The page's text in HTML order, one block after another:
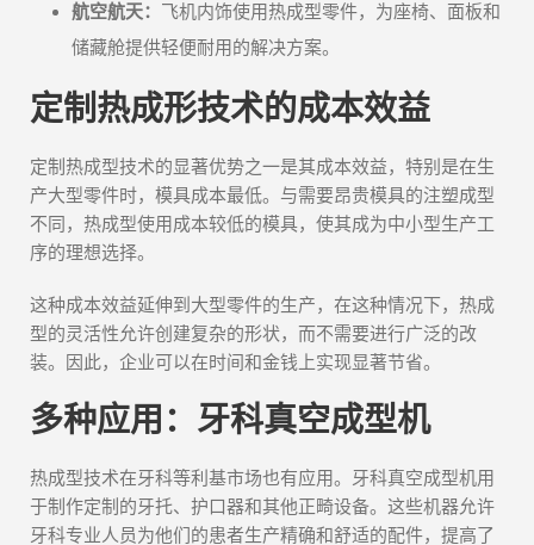
航空航天： 飞机内饰使用热成型零件，为座椅、面板和
储藏舱提供轻便耐用的解决方案。
定制热成形技术的成本效益
定制热成型技术的显著优势之一是其成本效益，特别是在生
产大型零件时，模具成本最低。与需要昂贵模具的注塑成型
不同，热成型使用成本较低的模具，使其成为中小型生产工
序的理想选择。
这种成本效益延伸到大型零件的生产，在这种情况下，热成
型的灵活性允许创建复杂的形状，而不需要进行广泛的改
装。因此，企业可以在时间和金钱上实现显著节省。
多种应用：牙科真空成型机
热成型技术在牙科等利基市场也有应用。牙科真空成型机用
于制作定制的牙托、护口器和其他正畸设备。这些机器允许
牙科专业人员为他们的患者生产精确和舒适的配件，提高了